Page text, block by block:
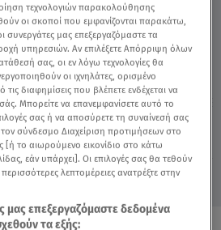
2026
ΟΜΑΔΙΚΗ MASTERCHEF 10
τεχνολογιών παρακολούθησης
οι σκοποί που εμφανίζονται παρακάτω,
συνεργάτες μας επεξεργαζόμαστε τα
υπηρεσιών. Αν επιλέξετε Απόρριψη όλων
σας, οι εν λόγω τεχνολογίες θα
οι ιχνηλάτες, ορισμένο
τις διαφημίσεις που βλέπετε ενδέχεται να
Μπορείτε να επανεμφανίσετε αυτό το
σας ή να αποσύρετε τη συναίνεσή σας
σύνδεσμο Διαχείριση προτιμήσεων στο
[ή το αιωρούμενο εικονίδιο στο κάτω
εάν υπάρχει]. Οι επιλογές σας θα τεθούν
λεπτομέρειες ανατρέξτε στην
μας επεξεργαζόμαστε δεδομένα
τα εξής: